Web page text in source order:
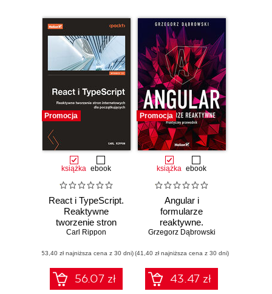
Promocja
książka ebook
React i TypeScript.
Reaktywne
tworzenie stron
internetowych dla
Wydanie II
Carl Rippon
(53,40 zł najniższa cena z 30 dni)
56.07 zł
Promocja
książka ebook
Angular i
formularze
reaktywne.
Praktyczny
Grzegorz Dąbrowski
(41,40 zł najniższa cena z 30 dni)
43.47 zł